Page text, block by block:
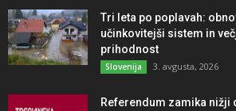
Tri leta po poplavah:
učinkovitejši sistem in
prihodnost
Slovenija 3. avgusta, 2026
Referendum zamika nižji